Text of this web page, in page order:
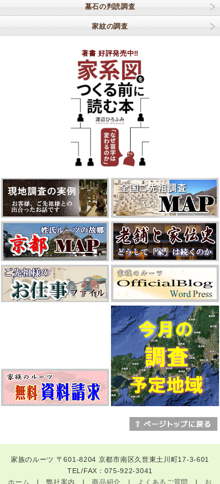
墓石の判読調査
家紋の調査
著書 好評発売中‼
家族のルーツ 〒601-8204 京都市南区久世東土川町17-3-601
TEL/FAX：075-922-3041
ホーム
|弊社案内 |商品紹介 | よくあるご質問 | お